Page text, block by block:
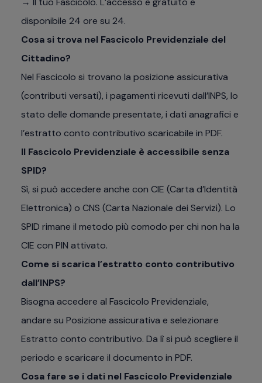
disponibile 24 ore su 24.
Cosa si trova nel Fascicolo Previdenziale del
Cittadino?
Nel Fascicolo si trovano la posizione assicurativa
(contributi versati), i pagamenti ricevuti dall’INPS, lo
stato delle domande presentate, i dati anagrafici e
l’estratto conto contributivo scaricabile in PDF.
Il Fascicolo Previdenziale è accessibile senza
SPID?
Sì, si può accedere anche con CIE (Carta d’Identità
Elettronica) o CNS (Carta Nazionale dei Servizi). Lo
SPID rimane il metodo più comodo per chi non ha la
CIE con PIN attivato.
Come si scarica l’estratto conto contributivo
dall’INPS?
Bisogna accedere al Fascicolo Previdenziale,
andare su Posizione assicurativa e selezionare
Estratto conto contributivo. Da lì si può scegliere il
periodo e scaricare il documento in PDF.
Cosa fare se i dati nel Fascicolo Previdenziale